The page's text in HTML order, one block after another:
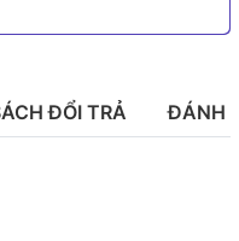
ĐỔI TRẢ ĐÁNH